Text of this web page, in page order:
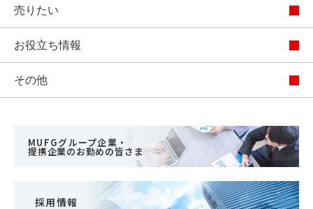
売りたい
お役立ち情報
その他
MUFGグループ企業・
提携企業のお勤めの皆さま
採用情報